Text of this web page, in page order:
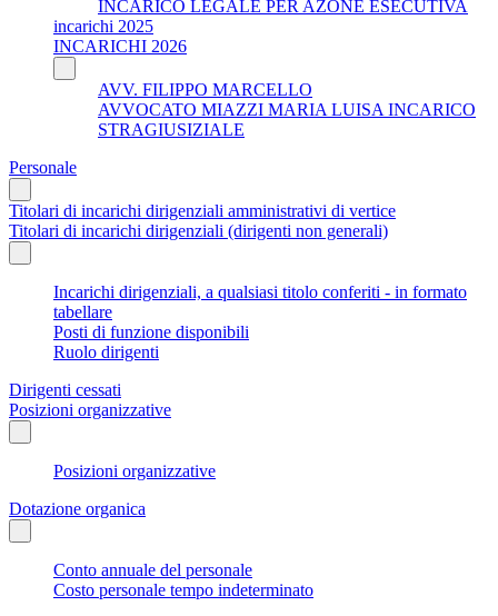
INCARICO LEGALE PER AZONE ESECUTIVA
incarichi 2025
INCARICHI 2026
AVV. FILIPPO MARCELLO
AVVOCATO MIAZZI MARIA LUISA INCARICO
STRAGIUSIZIALE
Personale
Titolari di incarichi dirigenziali amministrativi di vertice
Titolari di incarichi dirigenziali (dirigenti non generali)
Incarichi dirigenziali, a qualsiasi titolo conferiti - in formato
tabellare
Posti di funzione disponibili
Ruolo dirigenti
Dirigenti cessati
Posizioni organizzative
Posizioni organizzative
Dotazione organica
Conto annuale del personale
Costo personale tempo indeterminato